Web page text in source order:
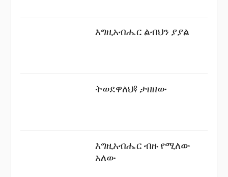
እግዚአብሔር ልብህን ያያል
ትወደዋለህ? ታዘዘው
እግዚአብሔር ብዙ የሚለው
አለው